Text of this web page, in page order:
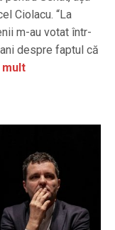
Ciolacu. “La
m-au votat într-
despre faptul că
mult